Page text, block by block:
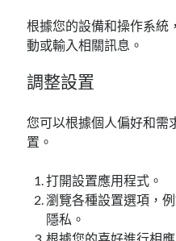
根據您的設備和操作系統
動或輸入相關訊息。
調整設置
您可以根據個人偏好和需
置。
打開設置應用程式。
瀏覽各種設置選項，
隱私。